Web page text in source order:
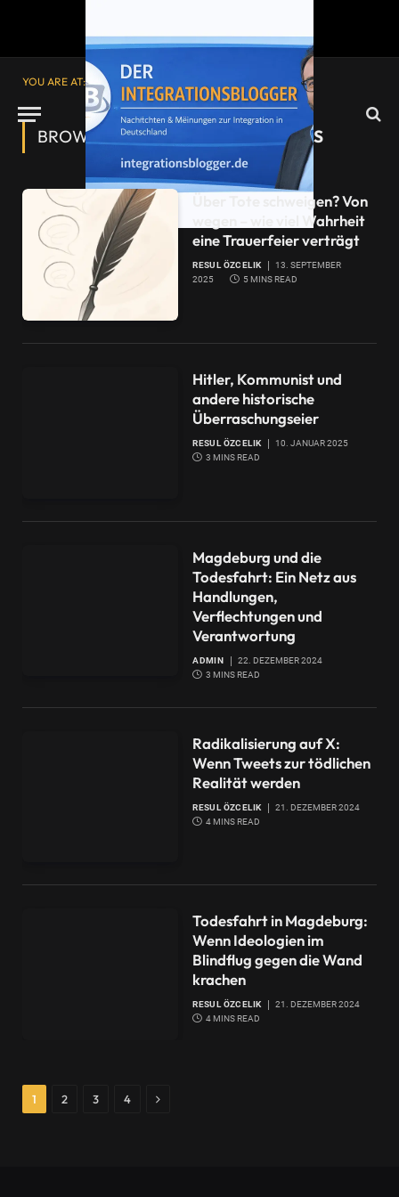
YOU ARE AT: Startseite»
BROWSING:RECHTSEXTREMISMUS
Über Tote schweigen? Von
wegen – wie viel Wahrheit
eine Trauerfeier verträgt
RESUL ÖZCELIK
13. SEPTEMBER
2025
5 MINS READ
Hitler, Kommunist und
andere historische
Überraschungseier
RESUL ÖZCELIK
10. JANUAR 2025
3 MINS READ
Magdeburg und die
Todesfahrt: Ein Netz aus
Handlungen,
Verflechtungen und
Verantwortung
ADMIN
22. DEZEMBER 2024
3 MINS READ
Radikalisierung auf X:
Wenn Tweets zur tödlichen
Realität werden
RESUL ÖZCELIK
21. DEZEMBER 2024
4 MINS READ
Todesfahrt in Magdeburg:
Wenn Ideologien im
Blindflug gegen die Wand
krachen
RESUL ÖZCELIK
21. DEZEMBER 2024
4 MINS READ
1 2 3 4 Next